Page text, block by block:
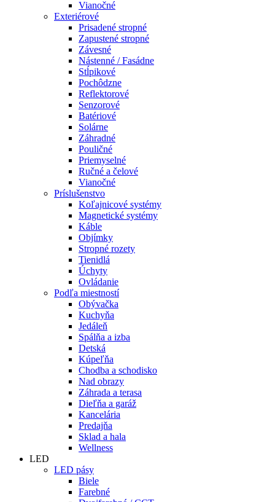
Vianočné
Exteriérové
Prisadené stropné
Zapustené stropné
Závesné
Nástenné / Fasádne
Stĺpikové
Pochôdzne
Reflektorové
Senzorové
Batériové
Solárne
Záhradné
Pouličné
Priemyselné
Ručné a čelové
Vianočné
Príslušenstvo
Koľajnicové systémy
Magnetické systémy
Káble
Objímky
Stropné rozety
Tienidlá
Úchyty
Ovládanie
Podľa miestností
Obývačka
Kuchyňa
Jedáleň
Spálňa a izba
Detská
Kúpeľňa
Chodba a schodisko
Nad obrazy
Záhrada a terasa
Dieľňa a garáž
Kancelária
Predajňa
Sklad a hala
Wellness
LED
LED pásy
Biele
Farebné